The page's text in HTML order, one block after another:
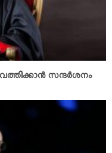
സന്ദര്‍ശനം